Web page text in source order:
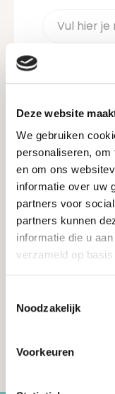
Deze website
We gebruiken
personaliseren,
en om ons
informatie over uw
partners voor
partners kunnen
informatie die u
verzameld op
Noodzakelijk
Voorkeuren